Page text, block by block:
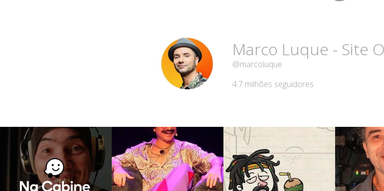
Marco Luque - Site
@marcoluque
4.7 milhões seguidores